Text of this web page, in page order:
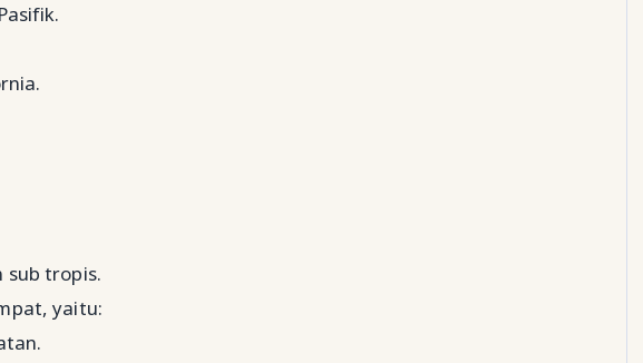
sub tropis.
yaitu: